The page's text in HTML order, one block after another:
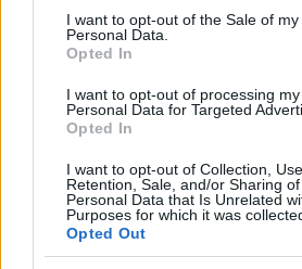
consent section.
I want to opt-out of the Sale of my
Personal Data.
Opted In
I want to opt-out of processing my
Personal Data for Targeted
Opted In
I want to opt-out of Collection, Use,
Retention, Sale, and/or Sharing
Personal Data that Is Unrelated
Purposes for which it was
Opted Out
Esplorare il Giardino delle
straordinarie e lezioni di vita
Cristian Castiglioni · 6 Ago 2026